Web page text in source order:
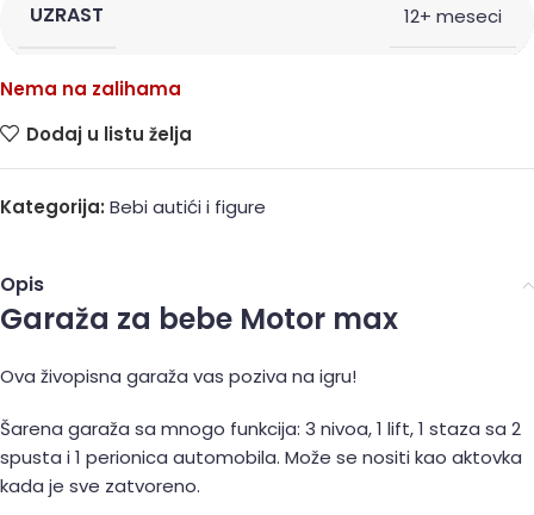
UZRAST 12+ meseci
Nema na zalihama
Dodaj u listu želja
Kategorija: Bebi autići i figure
Opis
Garaža za bebe Motor max
Ova živopisna garaža vas poziva na igru!
Šarena garaža sa mnogo funkcija: 3 nivoa, 1 lift, 1 staza sa 2
spusta i 1 perionica automobila. Može se nositi kao aktovka
kada je sve zatvoreno.